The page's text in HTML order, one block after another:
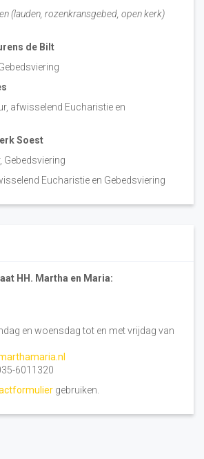
(lauden, rozenkransgebed, open kerk)
de Bilt
afwisselend Eucharistie en
Soest
Gebedsviering
Eucharistie en Gebedsviering
HH. Martha en Maria:
en woensdag tot en met vrijdag van
6011320
gebruiken.